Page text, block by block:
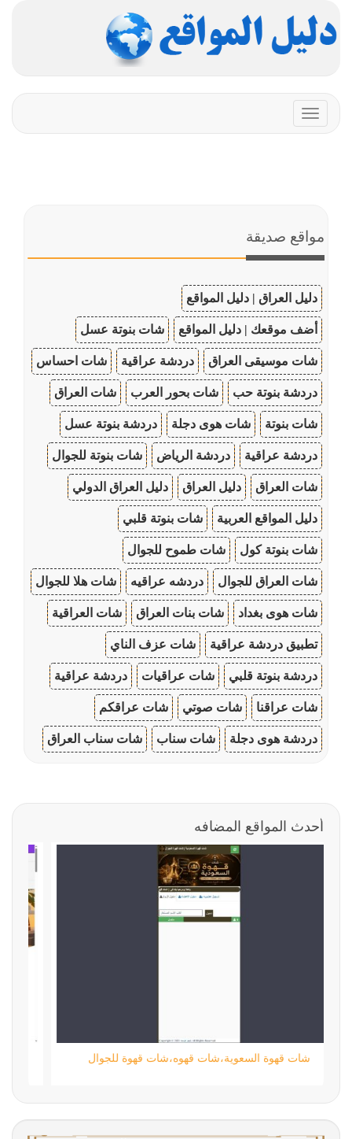
Toggle
navigation
مواقع صديقة
دليل العراق | دليل المواقع
أضف موقعك | دليل المواقع شات بنوتة عسل
شات موسيقى العراق دردشة عراقية شات احساس
دردشة بنوتة حب شات بحور العرب شات العراق
شات بنوتة شات هوى دجلة دردشة بنوتة عسل
دردشة عراقية دردشة الرياض شات بنوتة للجوال
شات العراق دليل العراق دليل العراق الدولي
دليل المواقع العربية شات بنوتة قلبي
شات بنوتة كول شات طموح للجوال
شات العراق للجوال دردشه عراقيه شات هلا للجوال
شات هوى بغداد شات بنات العراق شات العراقية
تطبيق دردشة عراقية شات عزف الناي
دردشة بنوتة قلبي شات عراقيات دردشة عراقية
شات عراقنا شات صوتي شات عراقكم
دردشة هوى دجلة شات سناب شات سناب العراق
أحدث المواقع المضافه
شات قهوة السعوية،شات قهوه،شات قهوة للجوال